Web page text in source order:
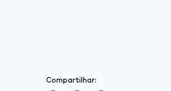
Compartilhar: